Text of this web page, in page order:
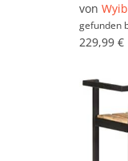
von
gefunden
229,99 €